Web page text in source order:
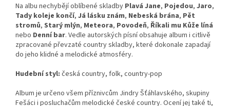
Na albu nechybějí oblíbené skladby Plavá Jane, Pojedou, Jaro,
Tady koleje končí, Já lásku znám, Nebeská brána, Pět
stromů, Starý mlýn, Meteora, Povodeň, Říkali mu Kůže líná
nebo Denní bar. Vedle autorských písní obsahuje album i citlivě
zpracované převzaté country skladby, které dokonale zapadají
do jeho klidné a melodické atmosféry.
Hudební styl: česká country, folk, country-pop
Album je určeno všem příznivcům Jindry Šťáhlavského, skupiny
Fešáci i posluchačům melodické české country. Ocení jej také ti,